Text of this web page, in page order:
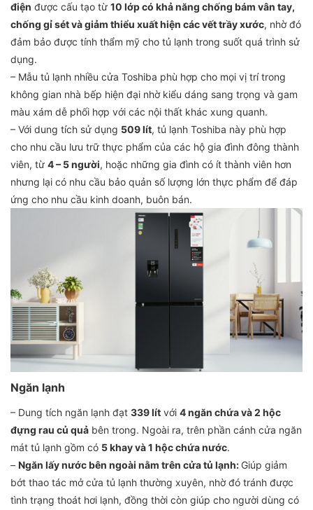
điện được cấu tạo từ 10 lớp có khả năng chống bám vân tay,
chống gỉ sét và giảm thiểu xuất hiện các vết trầy xước, nhờ đó
đảm bảo được tính thẩm mỹ cho tủ lạnh trong suốt quá trình sử
dụng.
– Mẫu tủ lạnh nhiều cửa Toshiba phù hợp cho mọi vị trí trong
không gian nhà bếp hiện đại nhờ kiểu dáng sang trọng và gam
màu xám dễ phối hợp với các nội thất khác xung quanh.
– Với dung tích sử dụng 509 lít, tủ lạnh Toshiba này phù hợp
cho nhu cầu lưu trữ thực phẩm của các hộ gia đình đông thành
viên, từ 4 – 5 người, hoặc những gia đình có ít thành viên hơn
nhưng lại có nhu cầu bảo quản số lượng lớn thực phẩm để đáp
ứng cho nhu cầu kinh doanh, buôn bán.
Ngăn lạnh
– Dung tích ngăn lạnh đạt 339 lít với 4 ngăn chứa và 2 hộc
đựng rau củ quả bên trong. Ngoài ra, trên phần cánh cửa ngăn
mát tủ lạnh gồm có 5 khay và 1 hộc chứa nước.
– Ngăn lấy nước bên ngoài nằm trên cửa tủ lạnh: Giúp giảm
bớt thao tác mở cửa tủ lạnh thường xuyên, nhờ đó tránh được
tình trạng thoát hơi lạnh, đồng thời còn giúp cho người dùng có